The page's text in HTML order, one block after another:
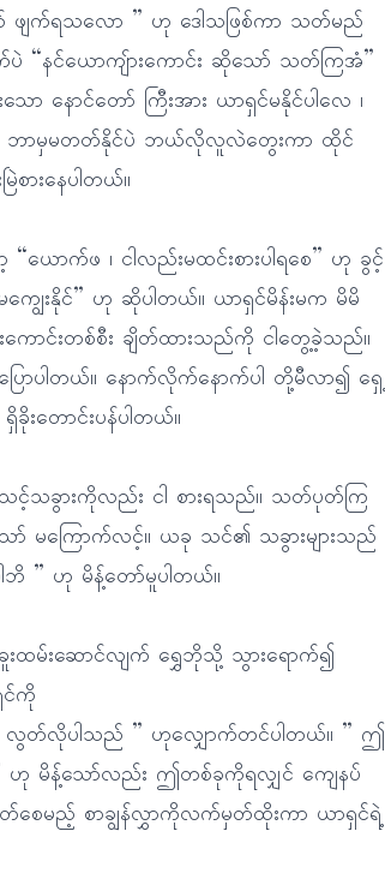
ျက် ဖျက်ရသလော ” ဟု ဒေါသဖြစ်ကာ သတ်မည်
“နင်ယောကျ်ားကောင်း ဆိုသော် သတ်ကြအံ”
နောင်တော် ကြီးအား ယာရှင်မနိုင်ပါလေ ၊
င့် ဘာမှမတတ်နိုင်ပဲ ဘယ်လိုလူလဲတွေးကာ ထိုင်
စားနေပါတယ်။
ောက်ဖ ၊ ငါလည်းမထင်းစားပါရစေ” ဟု ခွင့်
ကျွေးနိုင်” ဟု ဆိုပါတယ်။ ယာရှင်မိန်းမက မိမိ
ောင်းတစ်စီး ချိတ်ထားသည်ကို ငါတွေ့ခဲ့သည်။
ောပါတယ်။ နောက်လိုက်နောက်ပါ တို့မီလာ၍ ရှေ့
းတောင်းပန်ပါတယ်။
သင့်သခွားကိုလည်း ငါ စားရသည်။ သတ်ပုတ်ကြ
မကြောက်လင့်။ ယခု သင်၏ သခွားများသည်
” ဟု မိန့်တော်မူပါတယ်။
းထမ်းဆောင်လျက် ရွှေဘိုသို့ သွားရောက်၍
င်ကို
လွတ်လိုပါသည် ” ဟုလျှောက်တင်ပါတယ်။ ” ဤ
ဟု မိန့်သော်လည်း ဤတစ်ခုကိုရလျှင် ကျေနပ်
စေမည့် စာချွန်လွှာကိုလက်မှတ်ထိုးကာ ယာရှင်ရဲ့